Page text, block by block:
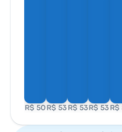
R$ 50 R$ 53 R$ 53 R$ 53 R$